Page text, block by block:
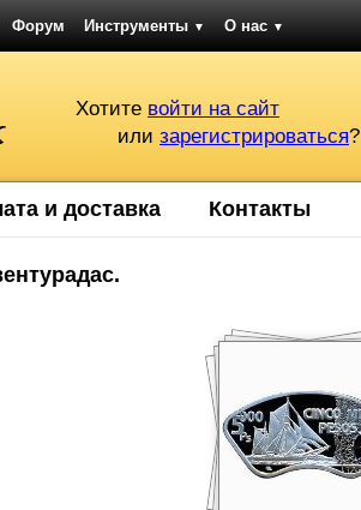
Форум Инструменты ▼ О нас ▼
Хотите войти на сайт
или зарегистрироваться?
и доставка Контакты